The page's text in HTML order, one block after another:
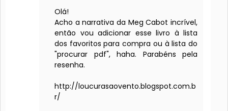
Olá!
Acho a narrativa da Meg Cabot incrível,
então vou adicionar esse livro à lista
dos favoritos para compra ou à lista do
"procurar pdf", haha. Parabéns pela
resenha.
http://loucurasaovento.blogspot.com.b
r/